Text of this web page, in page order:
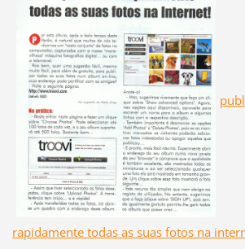
rapidamente todas as suas fotos na